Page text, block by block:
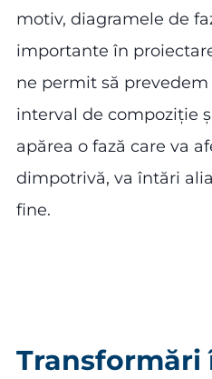
motiv, diagramele de
importante în
ne permit să
interval de compoziție
apărea o fază care va
dimpotrivă, va întări
fine.
Transformări